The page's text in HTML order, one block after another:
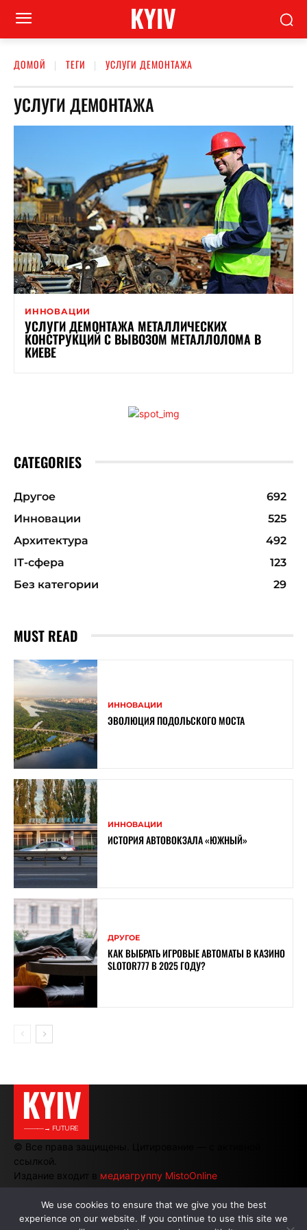
KYIV
ДОМОЙ ТЕГИ УСЛУГИ ДЕМОНТАЖА
УСЛУГИ ДЕМОНТАЖА
ИННОВАЦИИ
УСЛУГИ ДЕМОНТАЖА МЕТАЛЛИЧЕСКИХ
КОНСТРУКЦИЙ С ВЫВОЗОМ МЕТАЛЛОЛОМА В
КИЕВЕ
CATEGORIES
Другое
692
Инновации
525
Архитектура
492
ІТ-сфера
123
Без категории
29
MUST READ
ИННОВАЦИИ
ЭВОЛЮЦИЯ ПОДОЛЬСКОГО МОСТА
ИННОВАЦИИ
ИСТОРИЯ АВТОВОКЗАЛА «ЮЖНЫЙ»
ДРУГОЕ
КАК ВЫБРАТЬ ИГРОВЫЕ АВТОМАТЫ В КАЗИНО
SLOTOR777 В 2025 ГОДУ?
KYIV
———→ FUTURE
© Все права защищены. Цитирование — с активной
ссылкой.
Издание входит в медиагруппу MistoOnline
АВТОРЫ | РЕКЛАМА НА САЙТЕ
We use cookies to ensure that we give you the best
experience on our website. If you continue to use this site we